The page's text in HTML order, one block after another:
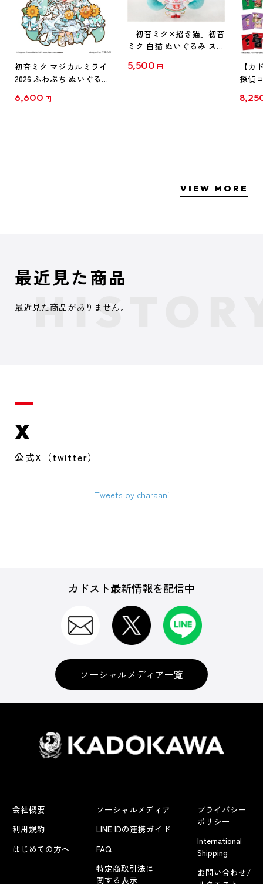
初音ミク マジカルミライ
2026 ふわぷち ぬいぐるみ
6,600 円
「初音ミク×招き猫」初音
ミク 白猫 ぬいぐるみ スタ
5,500 円
【カ
探偵
クリ
VIEW MORE
最近見た商品
最近見た商品がありません。
X
公式X（twitter）
Tweets by charaani
カドスト最新情報を配信中
ソーシャルメディア一覧
会社概要
利用規約
はじめての方へ
ソーシャルメディア
LINE IDの連携ガイド
FAQ
特定商取引法に
関する表示
プライバシー
ポリシー
International
Shipping
お問い合わせ/